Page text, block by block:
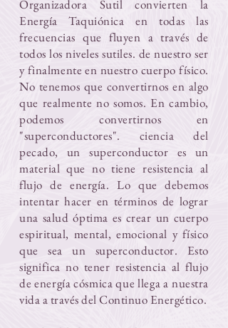
Organizadora Sutil convierten la
Energía Taquiónica en todas las
frecuencias que fluyen a través de
todos los niveles sutiles. de nuestro ser
y finalmente en nuestro cuerpo físico.
No tenemos que convertirnos en algo
que realmente no somos. En cambio,
podemos convertirnos en
"superconductores". ciencia del
pecado, un superconductor es un
material que no tiene resistencia al
flujo de energía. Lo que debemos
intentar hacer en términos de lograr
una salud óptima es crear un cuerpo
espiritual, mental, emocional y físico
que sea un superconductor. Esto
significa no tener resistencia al flujo
de energía cósmica que llega a nuestra
vida a través del Continuo Energético.